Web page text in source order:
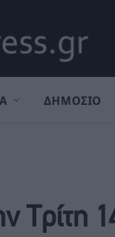
ΔΗΜΟΣΙΟ
Τρίτη